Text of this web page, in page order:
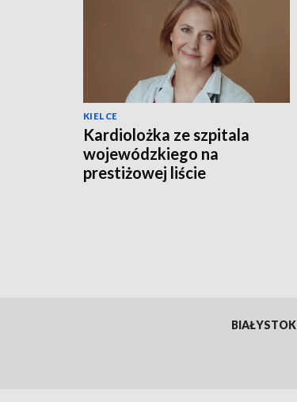
KIELCE
Kardiolożka ze szpitala
wojewódzkiego na
prestiżowej liście
BIAŁYSTOK